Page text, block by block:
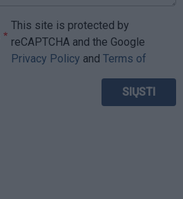
This site is protected by
reCAPTCHA and the Google
Privacy Policy and Terms of